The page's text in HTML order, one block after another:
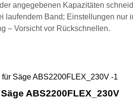
angegebenen Kapazitäten
laufendem Band; Einstellungen nur
– Vorsicht vor Rückschnellen.
ABS2200FLEX_230V